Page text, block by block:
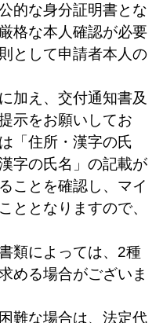
的な身分証明書とな
格な本人確認が必要
として申請者本人の
加え、交付通知書及
示をお願いしてお
「住所・漢字の氏
字の氏名」の記載が
ことを確認し、マイ
ととなりますので、
類によっては、2種
める場合がございま
難な場合は、法定代